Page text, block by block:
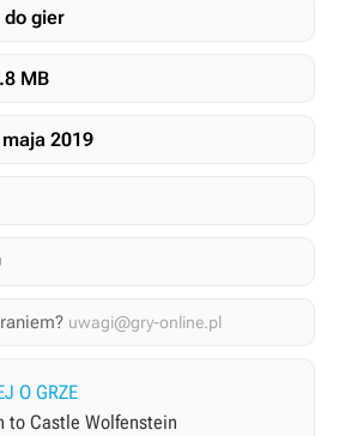
do gier
MB
2019
uwagi@gry-online.pl
O GRZE
to Castle Wolfenstein